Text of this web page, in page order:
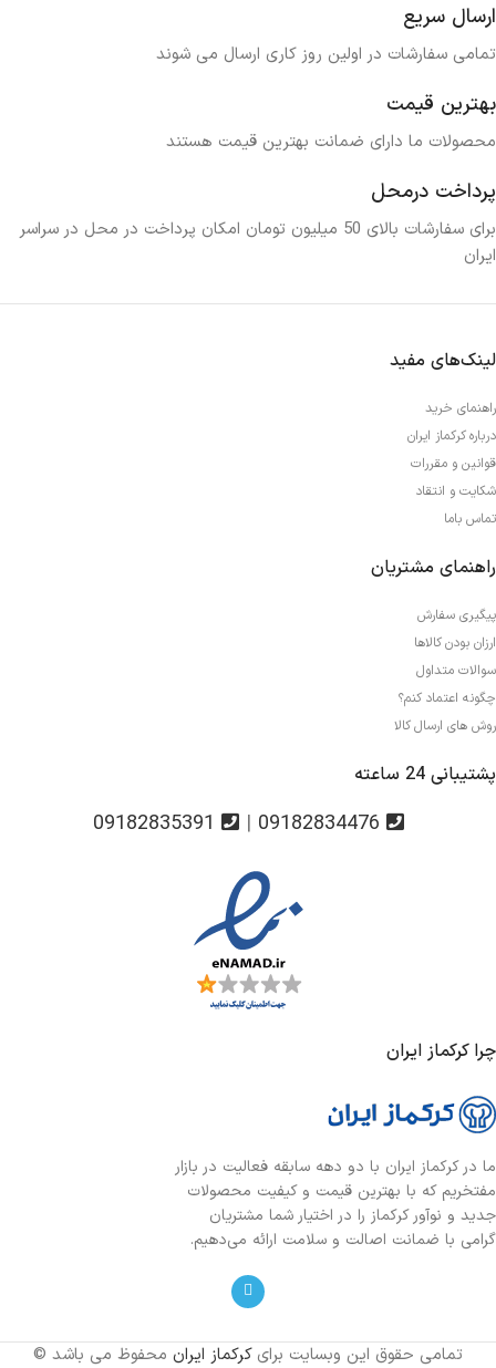
ارسال سریع
تمامی سفارشات در اولین روز کاری ارسال می شوند
بهترین قیمت
محصولات ما دارای ضمانت بهترین قیمت هستند
پرداخت درمحل
برای سفارشات بالای 50 میلیون تومان امکان پرداخت در محل در سراسر
ایران
لینک‌های مفید
راهنمای خرید
درباره کرکماز ایران
قوانین و مقررات
شکایت و انتقاد
تماس باما
راهنمای مشتریان
پیگیری سفارش
ارزان بودن کالاها
سوالات متداول
چگونه اعتماد کنم؟
روش های ارسال کالا
پشتیبانی 24 ساعته
|
چرا کرکماز ایران
ما در کرکماز ایران با دو دهه سابقه فعالیت در بازار
مفتخریم که با بهترین قیمت و کیفیت محصولات
جدید و نوآور کرکماز را در اختیار شما مشتریان
گرامی با ضمانت اصالت و سلامت ارائه می‌دهیم.
تمامی حقوق این وبسایت برای کرکماز ایران محفوظ می باشد ©